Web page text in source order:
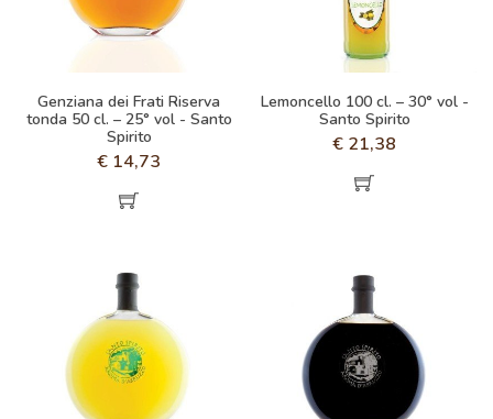
Genziana dei Frati Riserva
tonda 50 cl. – 25° vol - Santo
Spirito
€ 14,73
Lemoncello 100 cl. – 30° vol -
Santo Spirito
€ 21,38